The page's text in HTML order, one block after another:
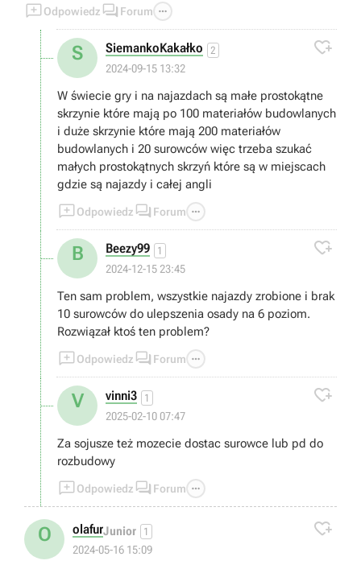
Odpowiedz  Forum 
S SiemankoKakałko 2
2024-09-15 13:32

W świecie gry i na najazdach są małe prostokątne
skrzynie które mają po 100 materiałów budowlanych
i duże skrzynie które mają 200 materiałów
budowlanych i 20 surowców więc trzeba szukać
małych prostokątnych skrzyń które są w miejscach
gdzie są najazdy i całej angli
Odpowiedz  Forum 
B Beezy99 1
2024-12-15 23:45

Ten sam problem, wszystkie najazdy zrobione i brak
10 surowców do ulepszenia osady na 6 poziom.
Rozwiązał ktoś ten problem?
Odpowiedz  Forum 
V vinni3 1
2025-02-10 07:47

Za sojusze też mozecie dostac surowce lub pd do
rozbudowy
Odpowiedz  Forum 
O olafurJunior 1
2024-05-16 15:09
